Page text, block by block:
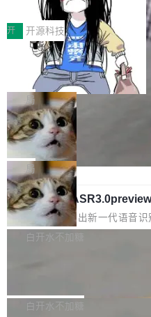
得住、用得稳、省得下、更安
始，Token使用一目...
q2Seq 和 DocAI 的共同发明人
yals（Gemini 联合负责人，
中文驱动的数字员工，自主理解
骤、编写代码。不挑模型、不
装完即用。 开源地址：Gitee ·
b 安装 支持 Java 8+（8~26）
x / Windows / Harmony PC。
x / Harmony PC curl -fsSL
r.org/solon...
价值潜能：华为云码道（
代码仓技术解析
一、代码仓深度理解技术的作
程实践中，代码仓是企业核心知
体。企业级代码仓库通常包含
个文件，其规模远超单次模型调
文窗口。随着项目规模的持续
不断累积，代码仓中的模块关
务逻辑等关键信息往往分散于
件之中，形成高度复杂的知识
代码检索手段（如关键词匹配、
在语法层面完成文本定位，难以
内涵与结构关联，导致开发者使
理解大规模代码仓时面临显著"
颈。 代码仓深度理解服务（以
e深度理解服务"）是华为云码
开 开源科技
一条“删库”命令跑 17 小时，
师删光 89TB 数据只为干私活
最高人民检察院8月4日公布了
名90后算法工程师王某，为了
服务器空间，删光了公司AI游戏
数据。 王某2024年1月入职东
短剧部门，有互联网大厂背景。
调整期间，部门三次通知全员将
移到B集群，王某都回复了"收到
数据。2024年9月3日下午4点，
的账号密码进入A集群，输入了
称为"删库跑路"的命令——最高
自研的多个文生3D和...
局
Cloudflare 分享推理优化实
che 量化 + 权重压缩，吞吐量
1%，成本降 30%
Kimi 和 GLM 是当前最强的大模
它们有一个共同的问题：太吃
的 Kimi K 系列和智谱的 GLM
oE 架构的大模型，好用到让人
存永远不够用。 Cloudflare 的
一直在跑这些模型的推理。他
整性保护。效果是：吞吐量提升
局
腾讯混元 Hy
腾讯混元正式推出新一代语音
3.0preview。基于最新一代大语
让语音识别不再只是听清，而是
白开水不加糖
新和少量网页兼容性修复版本
白开水不加糖